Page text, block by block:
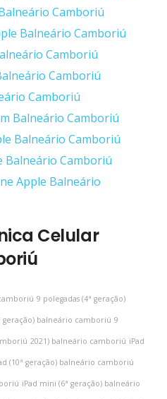
Camboriú
Balneário Camboriú
Camboriú
Camboriú
Camboriú
Balneário Camboriú
Balneário Camboriú
Balneário Camboriú
Apple Balneário
Celular
9 polegadas (4ª geração)
geração) balneário camboriú 9
2021) balneário camboriú iPad
(10ª geração) balneário camboriú
iPad mini (6ª geração) balneário